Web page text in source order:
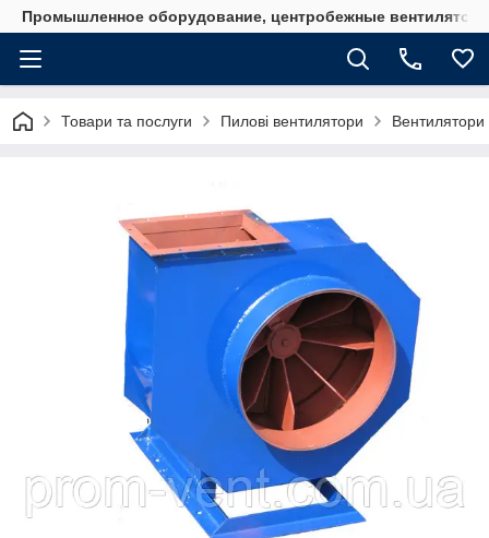
Промышленное оборудование, центробежные
Товари та послуги Пилові вентилятори